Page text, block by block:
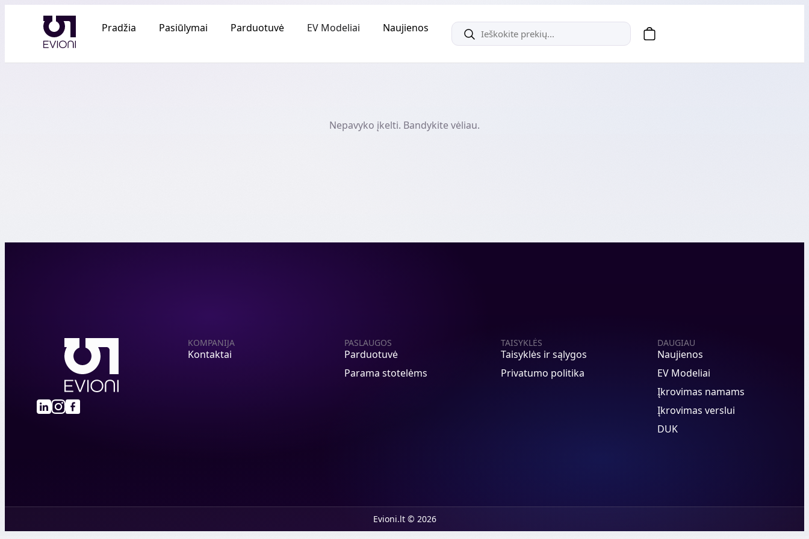
Pradžia Pasiūlymai Parduotuvė EV Modeliai Naujienos
Nepavyko įkelti. Bandykite vėliau.
KOMPANIJA
Kontaktai
PASLAUGOS
Parduotuvė
Parama stotelėms
TAISYKLĖS
Taisyklės ir sąlygos
Privatumo politika
DAUGIAU
Naujienos
EV Modeliai
Įkrovimas namams
Įkrovimas verslui
DUK
Evioni.lt © 2026